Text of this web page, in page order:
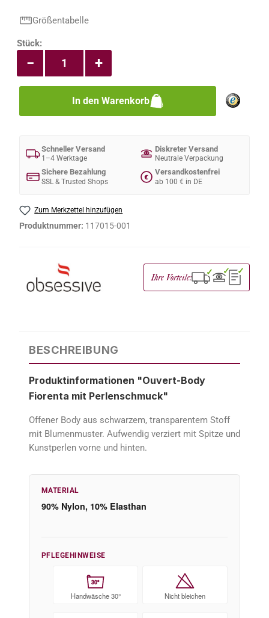
Größentabelle
Produkt Anzahl: Gib den gewünschten
Stück:
+
−
In den Warenkorb
Schneller Versand
1–4 Werktage
Diskreter Versand
Neutrale Verpackung
Sichere Bezahlung
SSL & Trusted Shops
€
Versandkostenfrei
ab 100 € in DE
Zum Merkzettel hinzufügen
Produktnummer: 117015-001
Ihre Vorteile: ✓ ✓ ✓
BESCHREIBUNG
Produktinformationen "Ouvert-Body
Fiorenta mit Perlenschmuck"
Offener Body aus schwarzem, transparentem Stoff
mit Blumenmuster. Aufwendig verziert mit Spitze und
Kunstperlen vorne und hinten.
MATERIAL
90% Nylon, 10% Elasthan
PFLEGEHINWEISE
30°
Handwäsche 30° Nicht bleichen